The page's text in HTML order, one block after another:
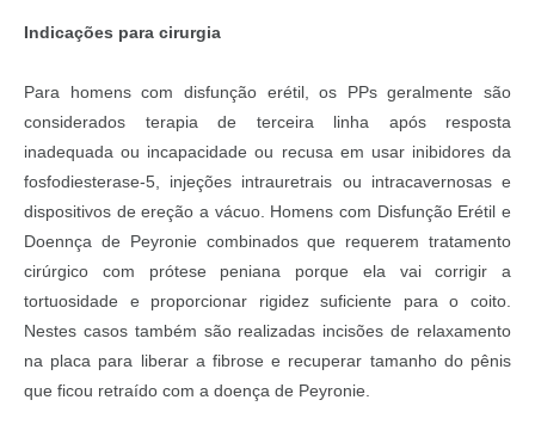
Indicações para cirurgia
Para homens com disfunção erétil, os PPs geralmente são
considerados terapia de terceira linha após resposta
inadequada ou incapacidade ou recusa em usar inibidores da
fosfodiesterase-5, injeções intrauretrais ou intracavernosas e
dispositivos de ereção a vácuo. Homens com Disfunção Erétil e
Doennça de Peyronie combinados que requerem tratamento
cirúrgico com prótese peniana porque ela vai corrigir a
tortuosidade e proporcionar rigidez suficiente para o coito.
Nestes casos também são realizadas incisões de relaxamento
na placa para liberar a fibrose e recuperar tamanho do pênis
que ficou retraído com a doença de Peyronie.